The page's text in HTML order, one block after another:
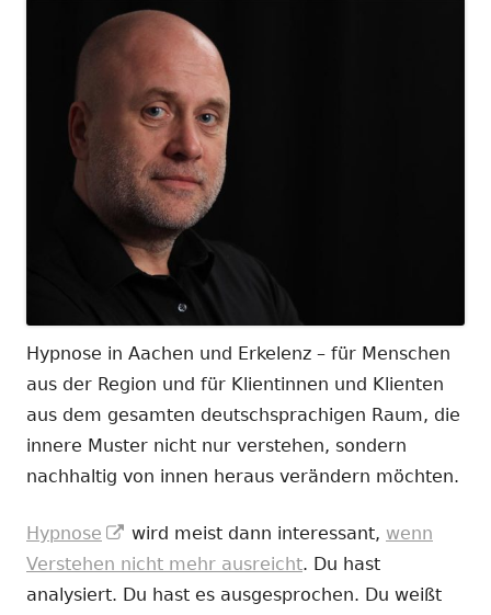
Hypnose in Aachen und Erkelenz – für Menschen
aus der Region und für Klientinnen und Klienten
aus dem gesamten deutschsprachigen Raum, die
innere Muster nicht nur verstehen, sondern
nachhaltig von innen heraus verändern möchten.
Hypnose
In
neuem
Fenster
wird meist dann interessant, wenn
Verstehen nicht mehr ausreicht. Du hast
analysiert. Du hast es ausgesprochen. Du weißt